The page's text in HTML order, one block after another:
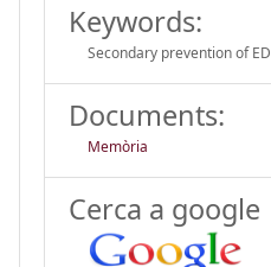
Keywords:
Secondary prevention of ED
Documents:
Memòria
Cerca a google